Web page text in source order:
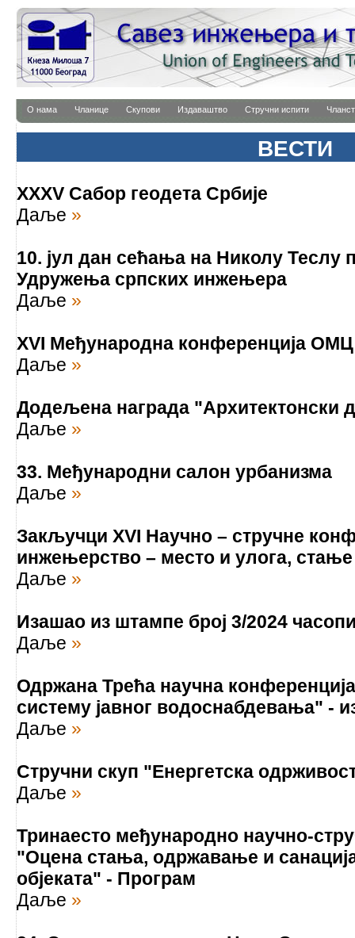
О нама Чланице Скупови Издаваштво Стручни испити
ВЕСТИ
XXXV Сабор геодета Србије
Даље »
10. јул дан сећања на Николу Теслу
Удружења српских инжењера
Даље »
XVI Међународна конференција ОМЦ
Даље »
Додељена награда "Архитектонски
Даље »
33. Међународни салон урбанизма
Даље »
Закључци XVI Научно – стручне
инжењерство – место и улога, стање
Даље »
Изашао из штампе број 3/2024
Даље »
Одржана Трећа научна
систему јавног водоснабдевања" -
Даље »
Стручни скуп "Енергетска
Даље »
Тринаесто међународно научно-
"Оцена стања, одржавање и
објеката" - Програм
Даље »